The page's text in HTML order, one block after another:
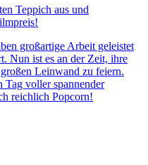
Teppich aus und
großartige Arbeit geleistet
Nun ist es an der Zeit, ihre
Leinwand zu feiern.
Tag voller spannender
reichlich Popcorn!